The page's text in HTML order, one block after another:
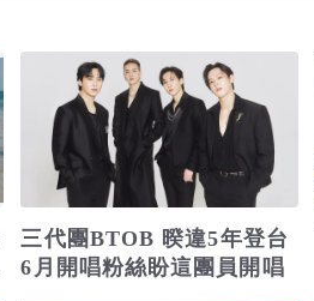
三代團BTOB 暌違5年登台
6月開唱粉絲盼這團員開唱